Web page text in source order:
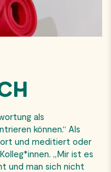
als
können.“ Als
und meditiert oder
„Mir ist es
und man sich nicht